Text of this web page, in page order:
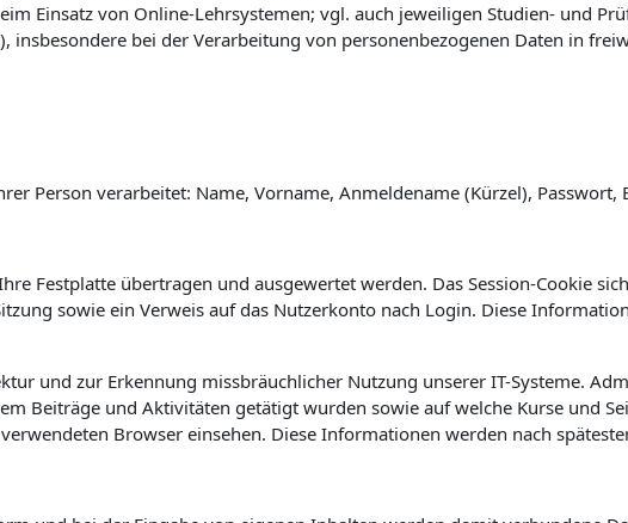
Einsatz von Online-Lehrsystemen; vgl. auch jeweiligen Studien- und
insbesondere bei der Verarbeitung von personenbezogenen Daten in
Person verarbeitet: Name, Vorname, Anmeldename (Kürzel), Passwort,
Festplatte übertragen und ausgewertet werden. Das Session-Cookie
sowie ein Verweis auf das Nutzerkonto nach Login. Diese
und zur Erkennung missbräuchlicher Nutzung unserer IT-Systeme.
Beiträge und Aktivitäten getätigt wurden sowie auf welche Kurse und
Browser einsehen. Diese Informationen werden nach